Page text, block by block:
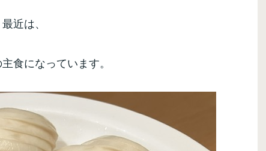
最近は、
食になっています。